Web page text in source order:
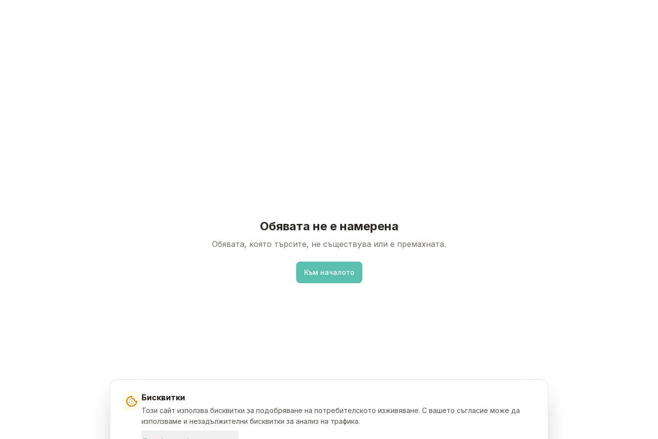
Обявата не е намерена
Обявата, която търсите, не съществува или е премахната.
Към началото
Бисквитки
Този сайт използва бисквитки за подобряване на потребителското изживяване. С вашето съгласие може да
използваме и незадължителни бисквитки за анализ на трафика.